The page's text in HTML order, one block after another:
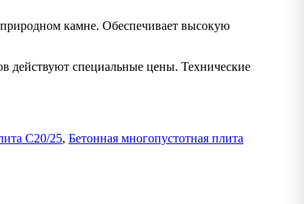
камне. Обеспечивает высокую
действуют специальные цены. Технические
C20/25, Бетонная многопустотная плита